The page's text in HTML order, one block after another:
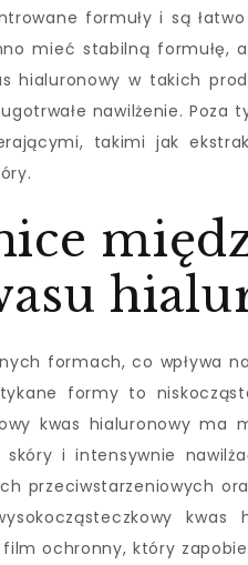
formuły i są łatwo
mieć stabilną formułę,
hialuronowy w takich
nawilżenie. Poza
takimi jak
formach, co wpływa
formy to
kwas hialuronowy ma
i intensywnie
przeciwstarzeniowych
kwas
ochronny, który